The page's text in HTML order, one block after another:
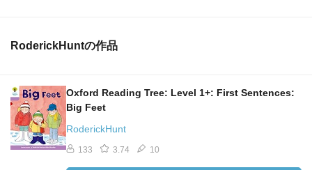
RoderickHuntの作品
Oxford Reading Tree: Level 1+: First Sentences:
Big Feet
RoderickHunt
133 3.74 10